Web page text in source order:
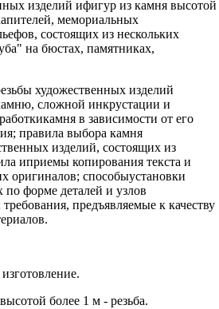
изделий ифигур из камня высотой
мемориальных
состоящих из нескольких
на бюстах, памятниках,
художественных изделий
сложной инкрустации и
в зависимости от его
правила выбора камня
изделий, состоящих из
иприемы копирования текста и
оригиналов; способыустановки
форме деталей и узлов
предъявляемые к качеству
более 1 м - резьба.